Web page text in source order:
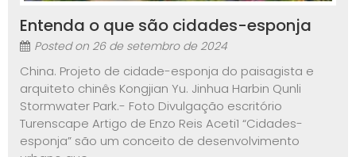
Entenda o que são cidades-esponja
Posted on 26 de setembro de 2024
China. Projeto de cidade-esponja do paisagista e
arquiteto chinês Kongjian Yu. Jinhua Harbin Qunli
Stormwater Park.- Foto Divulgação escritório
Turenscape Artigo de Enzo Reis Aceti1 “Cidades-
esponja” são um conceito de desenvolvimento